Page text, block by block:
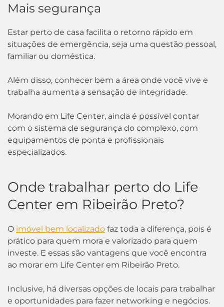
Mais segurança
Estar perto de casa facilita o retorno rápido em
situações de emergência, seja uma questão pessoal,
familiar ou doméstica.
Além disso, conhecer bem a área onde você vive e
trabalha aumenta a sensação de integridade.
Morando em Life Center, ainda é possível contar
com o sistema de segurança do complexo, com
equipamentos de ponta e profissionais
especializados.
Onde trabalhar perto do Life
Center em Ribeirão Preto?
O imóvel bem localizado faz toda a diferença, pois é
prático para quem mora e valorizado para quem
investe. E essas são vantagens que você encontra
ao morar em Life Center em Ribeirão Preto.
Inclusive, há diversas opções de locais para trabalhar
e oportunidades para fazer networking e negócios.